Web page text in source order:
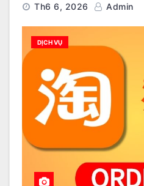
Th6 6, 2026 Admin
DỊCH VỤ